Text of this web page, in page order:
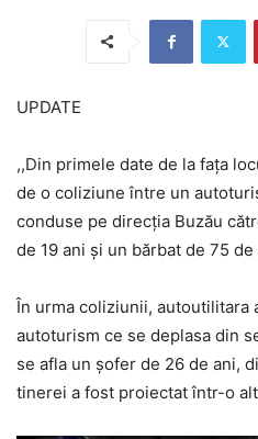
UPDATE
,,Din primele date de la fața
de o coliziune între un
conduse pe direcția Buzău
de 19 ani și un bărbat de 75
În urma coliziunii, autoutilitara
autoturism ce se deplasa din
se afla un șofer de 26 de ani,
tinerei a fost proiectat într-o